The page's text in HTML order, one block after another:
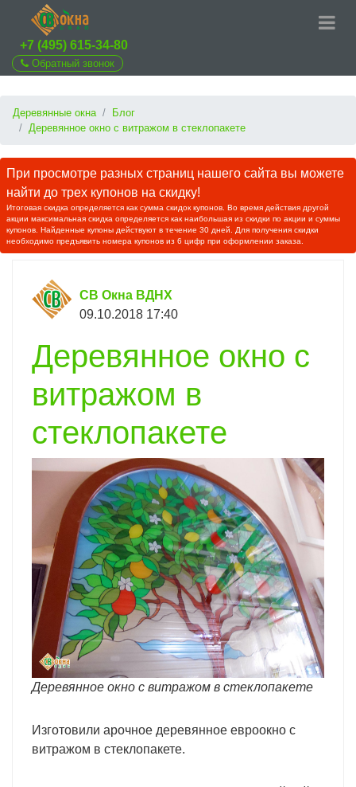
+7 (495) 615-34-80
Обратный звонок
Деревянные окна
Блог
Деревянное окно с витражом в стеклопакете
При просмотре разных страниц нашего сайта вы можете
найти до трех купонов на скидку!
Итоговая скидка определяется как сумма скидок купонов. Во время действия другой
акции максимальная скидка определяется как наибольшая из скидки по акции и суммы
купонов. Найденные купоны действуют в течение 30 дней. Для получения скидки
необходимо предъявить номера купонов из 6 цифр при оформлении заказа.
СВ Окна ВДНХ
09.10.2018 17:40
Деревянное окно с
витражом в
стеклопакете
Деревянное окно с витражом в стеклопакете
Изготовили арочное деревянное евроокно с
витражом в стеклопакете.